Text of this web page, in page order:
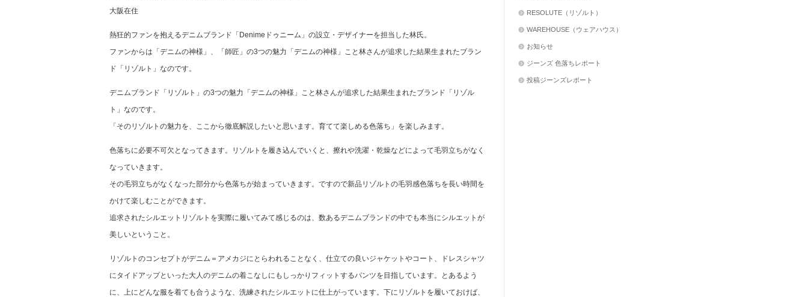
大阪在住
熱狂的ファンを抱えるデニムブランド「Denimeドゥニーム」の設立・デザイナーを担当した林氏。
ファンからは「デニムの神様」、「師匠」の3つの魅力「デニムの神様」こと林さんが追求した結果生まれたブラン
ド「リゾルト」なのです。
デニムブランド「リゾルト」の3つの魅力「デニムの神様」こと林さんが追求した結果生まれたブランド「リゾル
ト」なのです。
「そのリゾルトの魅力を、ここから徹底解説したいと思います。育てて楽しめる色落ち」を楽しみます。
色落ちに必要不可欠となってきます。リゾルトを履き込んでいくと、擦れや洗濯・乾燥などによって毛羽立ちがなく
なっていきます。
その毛羽立ちがなくなった部分から色落ちが始まっていきます。ですので新品リゾルトの毛羽感色落ちを長い時間を
かけて楽しむことができます。
追求されたシルエットリゾルトを実際に履いてみて感じるのは、数あるデニムブランドの中でも本当にシルエットが
美しいということ。
リゾルトのコンセプトがデニム＝アメカジにとらわれることなく、仕立ての良いジャケットやコート、ドレスシャツ
にタイドアップといった大人のデニムの着こなしにもしっかりフィットするパンツを目指しています。とあるよう
に、上にどんな服を着ても合うような、洗練されたシルエットに仕上がっています。下にリゾルトを履いておけば、
RESOLUTE（リゾルト）
WAREHOUSE（ウェアハウス）
お知らせ
ジーンズ 色落ちレポート
投稿ジーンズレポート